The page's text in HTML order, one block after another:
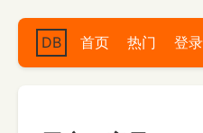
DB 首页 热门 登录